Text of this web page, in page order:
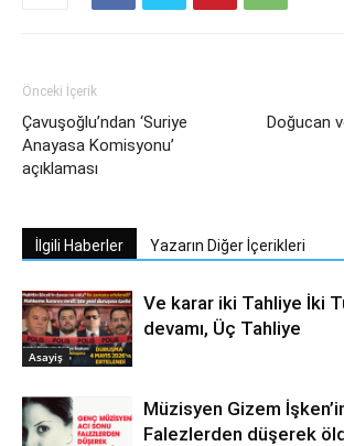
Önceki İçerik
Çavuşoğlu’ndan ‘Suriye
Anayasa Komisyonu’
açıklaması
Doğucan
İlgili Haberler Yazarın Diğer İçerikleri
Asayiş
Ve karar iki Tahliye İki
devamı, Üç Tahliye
Müzisyen Gizem
Falezlerden düşerek